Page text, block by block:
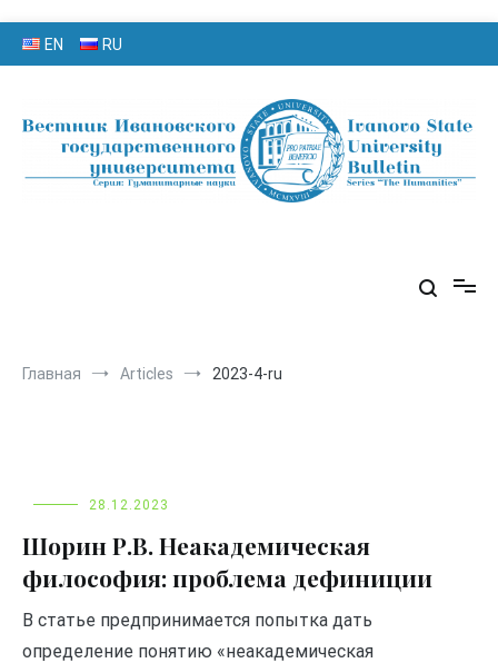
EN RU
государственного университета»
Главная Articles 2023-4-ru
28.12.2023
Шорин Р.В. Неакадемическая
философия: проблема дефиниции
В статье предпринимается попытка дать
определение понятию «неакадемическая